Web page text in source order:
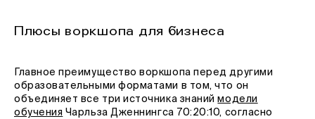
Плюсы воркшопа для бизнеса
Главное преимущество воркшопа перед другими
образовательными форматами в том, что он
объединяет все три источника знаниймодели
обучения Чарльза Дженнингса 70:20:10, согласно